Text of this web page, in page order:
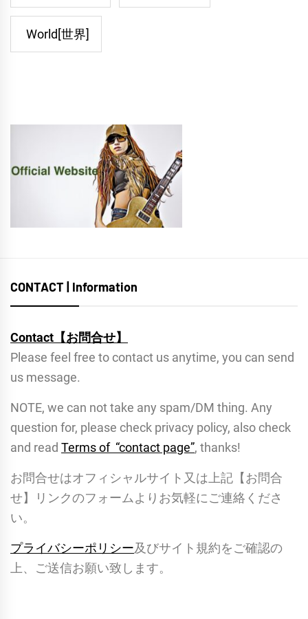
World[世界]
CONTACT | Information
Contact【お問合せ】
Please feel free to contact us anytime, you can send
us message.
NOTE, we can not take any spam/DM thing. Any
question for, please check privacy policy, also check
and read Terms of “contact page”, thanks!
お問合せはオフィシャルサイト又は上記【お問合
せ】リンクのフォームよりお気軽にご連絡くださ
い。
プライバシーポリシー及びサイト規約をご確認の
上、ご送信お願い致します。